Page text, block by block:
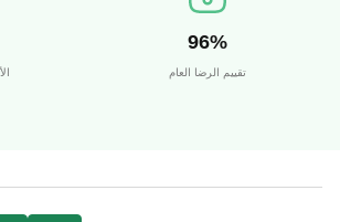
96%
تقييم الرضا العام